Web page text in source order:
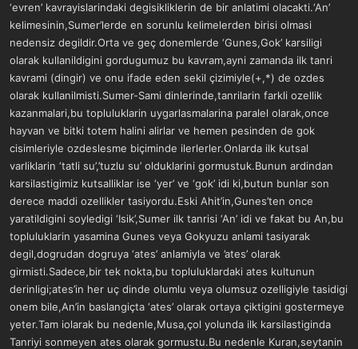
‘evren’ kavrayislarindaki degisikliklerin de bir anlatimi olacakti.‘An’
kelimesinin,Sumer’lerde en sorunlu kelimelerden birisi olmasi
nedensiz degildir.Orta ve geç donemlerde ‘Gunes,Gok’ karsiligi
olarak kullanildigini gordugumuz bu kavram,ayni zamanda ilk tanri
kavrami (dingir) ve onu ifade eden sekil çizimiyle(+,*) de ozdes
olarak kullanilmisti.Sumer-Sami dinlerinde,tanrilarin farkli ozellik
kazanmalari,bu topluluklarin uygarlasmalarina paralel olarak,once
hayvan ve bitki totem halini alirlar ve hemen pesinden de gok
cisimleriyle ozdeslesme biçiminde ilerlerler.Onlarda ilk kutsal
varliklarin ‘tatli su’,’tuzlu su’ olduklarini gormustuk.Bunun ardindan
karsilastigimiz kutsalliklar ise ‘yer’ ve ‘gok’ idi ki,butun bunlar son
derece maddi ozellikler tasiyordu.Eski Ahit’in,Gunes’ten once
yaratildigini soyledigi ‘Isik’,Sumer ilk tanrisi ‘An’ idi ve fakat bu An,bu
topluluklarin yasamina Gunes veya Gokyuzu anlami tasiyarak
degil,dogrudan dogruya ‘ates’ anlamiyla ve ’ates’ olarak
girmisti.Sadece,bir tek nokta,bu topluluklardaki ates kultunun
derinligi;ates’in her uç dinde olumlu veya olumsuz ozelligiyle tasidigi
onem bile,An’in baslangiçta ‘ates’ olarak ortaya çiktigini gostermeye
yeter.Tam iolarak bu nedenle,Musa,çol yolunda ilk karsilastiginda
Tanriyi sonmeyen ates olarak gormustu.Bu nedenle Kuran,seytanin